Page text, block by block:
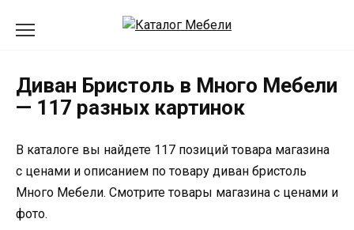
Диван Бристоль в Много Мебели
— 117 разных картинок
В каталоге вы найдете 117 позиций товара магазина
с ценами и описанием по товару диван бристоль
Много Мебели. Смотрите товары магазина с ценами и
фото.